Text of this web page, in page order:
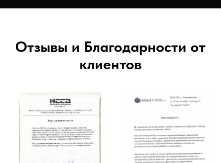
Отзывы и Благодарности от
клиентов
Александр Сычугов
— специалист по лидогенерации из
Яндекс Директ, Вконтакте и Авито на
банкротство, с которым вы получаете
свой собственный поток лидов на бфл на
выгодных условиях